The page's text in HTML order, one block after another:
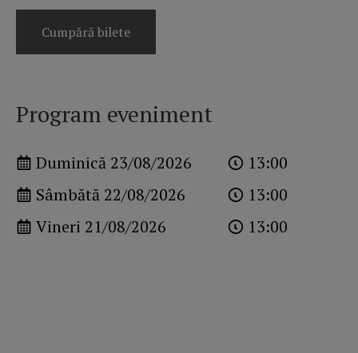
Cumpără bilete
Program eveniment
Duminică 23/08/2026
13:00
Sâmbătă 22/08/2026
13:00
Vineri 21/08/2026
13:00